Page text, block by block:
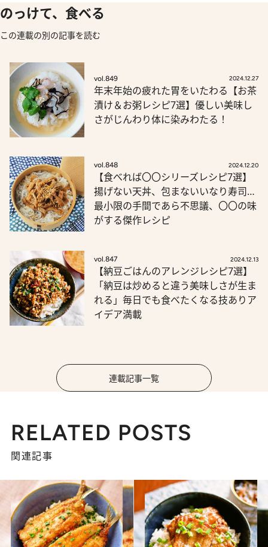
のっけて、食べる
この連載の別の記事を読む
vol.849 2024.12.27
年末年始の疲れた胃をいたわる【お茶
漬け＆お粥レシピ7選】優しい美味し
さがじんわり体に染みわたる！
vol.848 2024.12.20
【食べれば〇〇シリーズレシピ7選】
揚げない天丼、包まないいなり寿司…
最小限の手間であら不思議、〇〇の味
がする傑作レシピ
vol.847 2024.12.13
【納豆ごはんのアレンジレシピ7選】
「納豆は炒めると違う美味しさが生ま
れる」毎日でも食べたくなる技ありア
イデア満載
連載記事一覧
RELATED POSTS
関連記事